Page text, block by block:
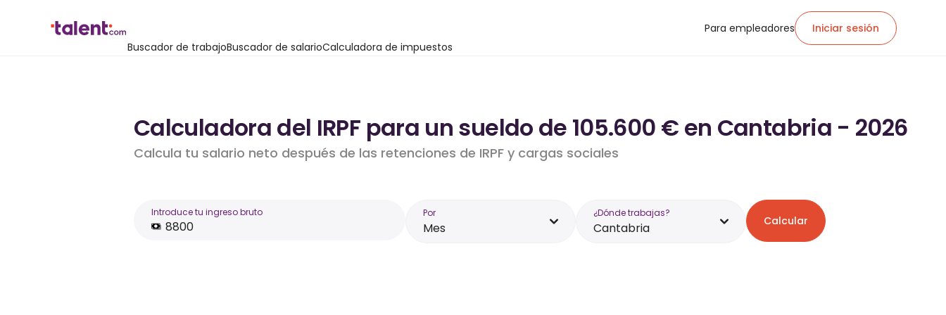
Buscador de trabajoBuscador de salarioCalculadora de impuestos
Para empleadores Iniciar sesión
Calculadora del IRPF para un sueldo de 105.600 € en Cantabria - 2026
Calcula tu salario neto después de las retenciones de IRPF y cargas sociales
Introduce tu ingreso bruto Por
Mes
¿Dónde trabajas?
Cantabria Calcular